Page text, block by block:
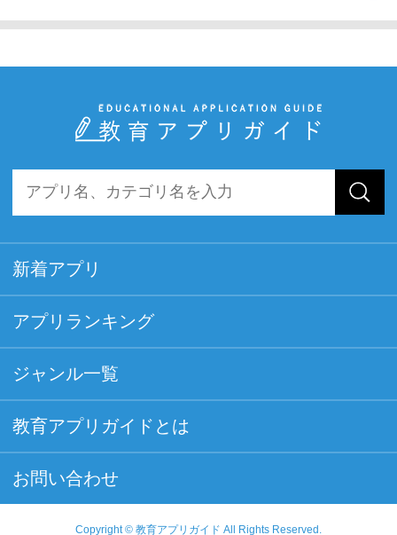
新着アプリ
アプリランキング
ジャンル一覧
教育アプリガイドとは
お問い合わせ
Copyright © 教育アプリガイド All Rights Reserved.